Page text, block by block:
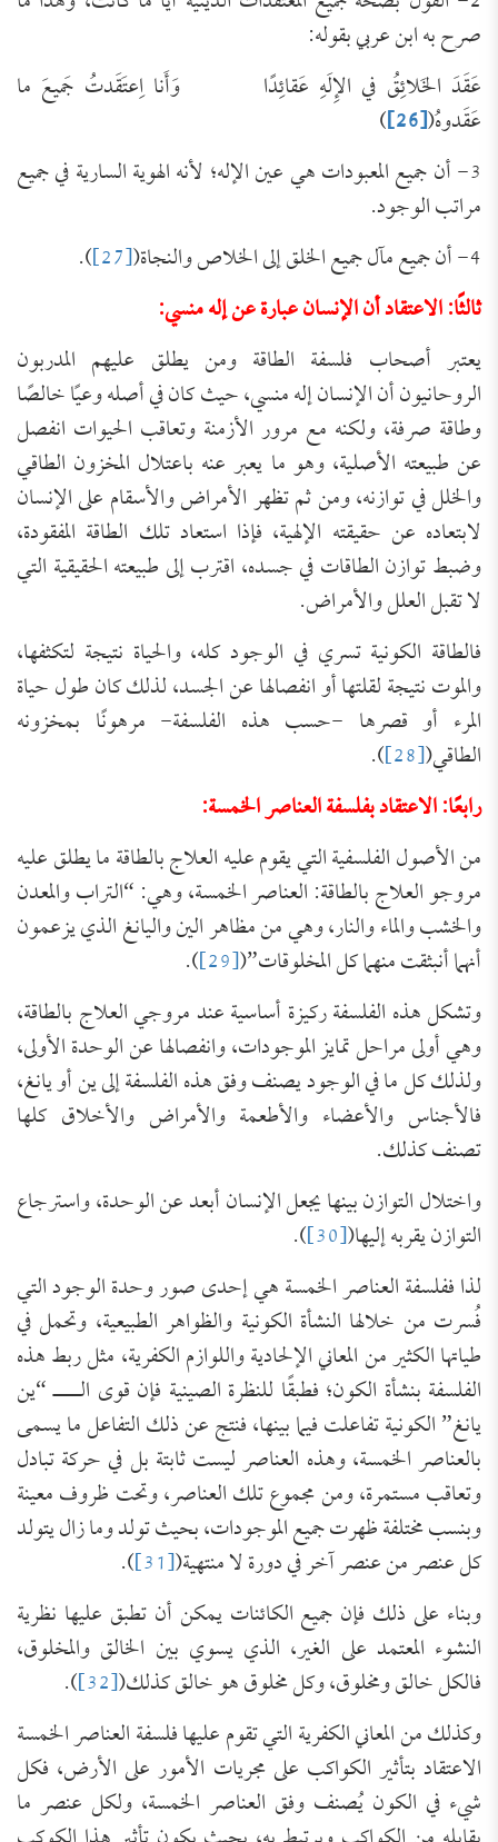
صرح به ابن عربي بقوله:
عَقَدَ الخَلائِقُ في الإِلَهِ عَقائِدًا وَأَنا اِعتَقَدتُ جَميعَ ما
عَقَدوهُ([26]
)
3- أن جميع المعبودات هي عين الإله؛ لأنه الهوية السارية في جميع
مراتب الوجود.
4- أن جميع مآل جميع الخلق إلى الخلاص والنجاة(
[27]
).
ثالثًا: الاعتقاد أن الإنسان عبارة عن إله منسي:
يعتبر أصحاب فلسفة الطاقة ومن يطلق عليهم المدربون
الروحانيون أن الإنسان إله منسي، حيث كان في أصله وعيًا خالصًا
وطاقة صرفة، ولكنه مع مرور الأزمنة وتعاقب الحيوات انفصل
عن طبيعته الأصلية، وهو ما يعبر عنه باعتلال المخزون الطاقي
والخلل في توازنه، ومن ثم تظهر الأمراض والأسقام على الإنسان
لابتعاده عن حقيقته الإلهية، فإذا استعاد تلك الطاقة المفقودة،
وضبط توازن الطاقات في جسده، اقترب إلى طبيعته الحقيقية التي
لا تقبل العلل والأمراض.
فالطاقة الكونية تسري في الوجود كله، والحياة نتيجة لتكثفها،
والموت نتيجة لقلتها أو انفصالها عن الجسد، لذلك كان طول حياة
المرء أو قصرها -حسب هذه الفلسفة- مرهونًا بمخزونه
الطاقي([28]
).
رابعًا: الاعتقاد بفلسفة العناصر الخمسة:
من الأصول الفلسفية التي يقوم عليه العلاج بالطاقة ما يطلق عليه
مروجو العلاج بالطاقة: العناصر الخمسة، وهي: “التراب والمعدن
والخشب والماء والنار، وهي من مظاهر الين واليانغ الذي يزعمون
أنهما أنبثقت منهما كل المخلوقات”([29]
).
وتشكل هذه الفلسفة ركيزة أساسية عند مروجي العلاج بالطاقة،
وهي أولى مراحل تمايز الموجودات، وانفصالها عن الوحدة الأولى،
ولذلك كل ما في الوجود يصنف وفق هذه الفلسفة إلى ين أو يانغ،
فالأجناس والأعضاء والأطعمة والأمراض والأخلاق كلها
تصنف كذلك.
واختلال التوازن بينها يجعل الإنسان أبعد عن الوحدة، واسترجاع
التوازن يقربه إليها([30]
).
لذا ففلسفة العناصر الخمسة هي إحدى صور وحدة الوجود التي
فُسرت من خلالها النشأة الكونية والظواهر الطبيعية، وتحمل في
طياتها الكثير من المعاني الإلحادية واللوازم الكفرية، مثل ربط هذه
الفلسفة بنشأة الكون؛ فطبقًا للنظرة الصينية فإن قوى الــــ “ين
يانغ” الكونية تفاعلت فيما بينها، فنتج عن ذلك التفاعل ما يسمى
بالعناصر الخمسة، وهذه العناصر ليست ثابتة بل في حركة تبادل
وتعاقب مستمرة، ومن مجموع تلك العناصر، وتحت ظروف معينة
وبنسب مختلفة ظهرت جميع الموجودات، بحيث تولد وما زال يتولد
كل عنصر من عنصر آخر في دورة لا منتهية([31]
).
وبناء على ذلك فإن جميع الكائنات يمكن أن تطبق عليها نظرية
النشوء المعتمد على الغير، الذي يسوي بين الخالق والمخلوق،
فالكل خالق ومخلوق، وكل مخلوق هو خالق كذلك([32]
).
وكذلك من المعاني الكفرية التي تقوم عليها فلسفة العناصر الخمسة
الاعتقاد بتأثير الكواكب على مجريات الأمور على الأرض، فكل
شيء في الكون يُصنف وفق العناصر الخمسة، ولكل عنصر ما